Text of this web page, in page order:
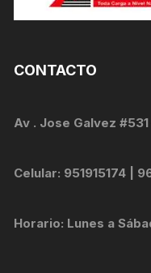
CONTACTO
Av . Jose Galvez
Celular: 951915174 |
Horario: Lunes a